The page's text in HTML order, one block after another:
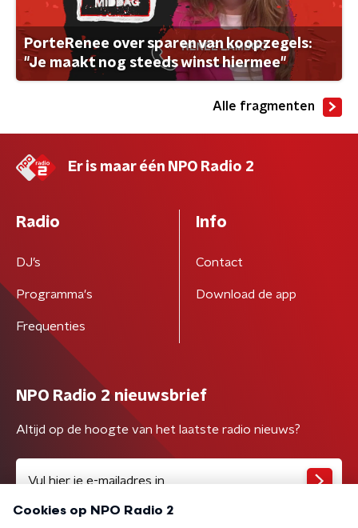
PorteRenee over sparen van koopzegels:
"Je maakt nog steeds winst hiermee"
Alle fragmenten
Er is maar één NPO Radio 2
Radio
DJ’s
Programma's
Frequenties
Info
Contact
Download de app
NPO Radio 2 nieuwsbrief
Altijd op de hoogte van het laatste radio nieuws?